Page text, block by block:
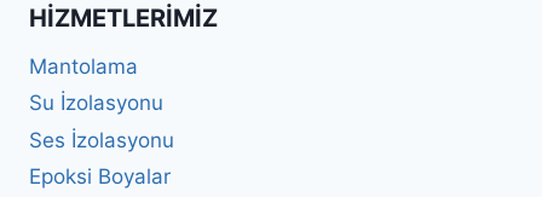
HIZMETLERIMIZ
Mantolama
Su İzolasyonu
Ses İzolasyonu
Epoksi Boyalar